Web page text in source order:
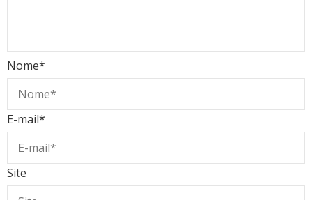
Nome*
E-mail*
Site